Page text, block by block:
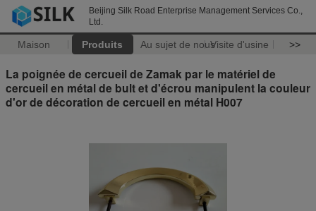
Beijing Silk Road Enterprise Management Services Co.,
Ltd.
Maison Produits Au sujet de nousVisite d'usine >>
La poignée de cercueil de Zamak par le matériel de
cercueil en métal de bult et d'écrou manipulent la couleur
d'or de décoration de cercueil en métal H007